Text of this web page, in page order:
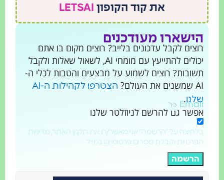
את קוד הקופוןLETSAI
הישארו מעודכנים
רוצים לקבל עדכונים בלייב? רוצים מקום בו אתם
יכולים להתייעץ עם מומחי AI, לשאול שאלות ולקבל
תשובות? רוצים לשמוע על מבצעים והטבות לכלי ה-
AI שמשנים את העולם?
הצטרפו לקהילות ה-AI
שלנו.
אפשר גם להרשם לניוזלטר שלנו
Email
בלחיצה על "הרשמה" אני מאשר/ת את תקנון האתר, מדיניות
הפרטיות וקבלת מסרים פרסומיים במייל
הרשמה